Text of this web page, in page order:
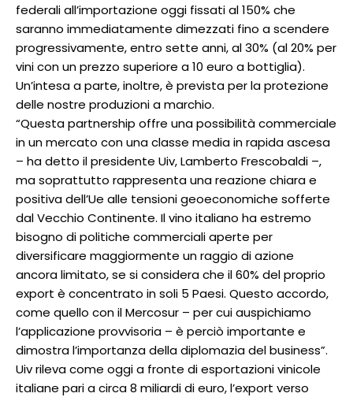
federali all’importazione oggi fissati al 150% che
saranno immediatamente dimezzati fino a scendere
progressivamente, entro sette anni, al 30% (al 20% per
vini con un prezzo superiore a 10 euro a bottiglia).
Un’intesa a parte, inoltre, è prevista per la protezione
delle nostre produzioni a marchio.
“Questa partnership offre una possibilità commerciale
in un mercato con una classe media in rapida ascesa
– ha detto il presidente Uiv, Lamberto Frescobaldi –,
ma soprattutto rappresenta una reazione chiara e
positiva dell’Ue alle tensioni geoeconomiche sofferte
dal Vecchio Continente. Il vino italiano ha estremo
bisogno di politiche commerciali aperte per
diversificare maggiormente un raggio di azione
ancora limitato, se si considera che il 60% del proprio
export è concentrato in soli 5 Paesi. Questo accordo,
come quello con il Mercosur – per cui auspichiamo
l’applicazione provvisoria – è perciò importante e
dimostra l’importanza della diplomazia del business”.
Uiv rileva come oggi a fronte di esportazioni vinicole
italiane pari a circa 8 miliardi di euro, l’export verso